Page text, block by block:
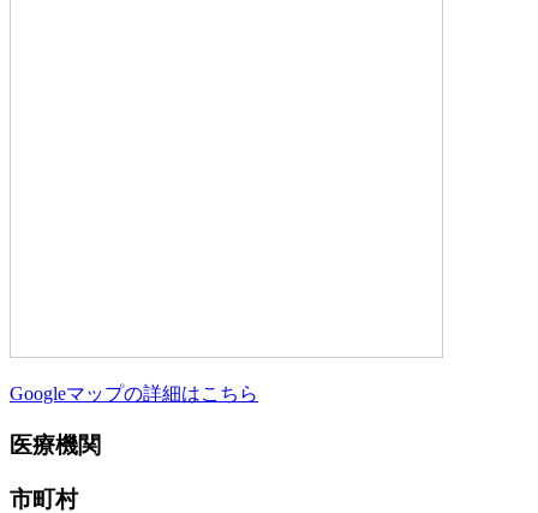
Googleマップの詳細はこちら
医療機関
市町村